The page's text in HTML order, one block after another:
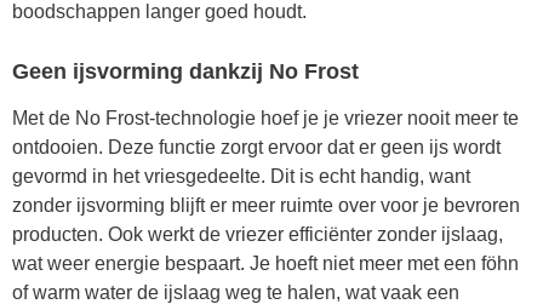
boodschappen langer goed houdt.
Geen ijsvorming dankzij No Frost
Met de No Frost-technologie hoef je je vriezer nooit meer te
ontdooien. Deze functie zorgt ervoor dat er geen ijs wordt
gevormd in het vriesgedeelte. Dit is echt handig, want
zonder ijsvorming blijft er meer ruimte over voor je bevroren
producten. Ook werkt de vriezer efficiënter zonder ijslaag,
wat weer energie bespaart. Je hoeft niet meer met een föhn
of warm water de ijslaag weg te halen, wat vaak een